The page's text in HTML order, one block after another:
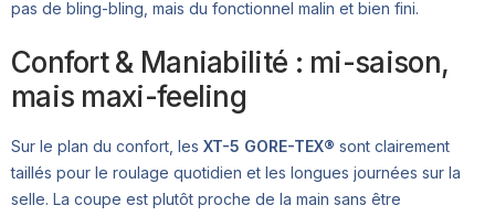
pas de bling-bling, mais du fonctionnel malin et bien fini.
Confort & Maniabilité : mi-saison,
mais maxi-feeling
Sur le plan du confort, les XT-5 GORE-TEX® sont clairement
taillés pour le roulage quotidien et les longues journées sur la
selle. La coupe est plutôt proche de la main sans être